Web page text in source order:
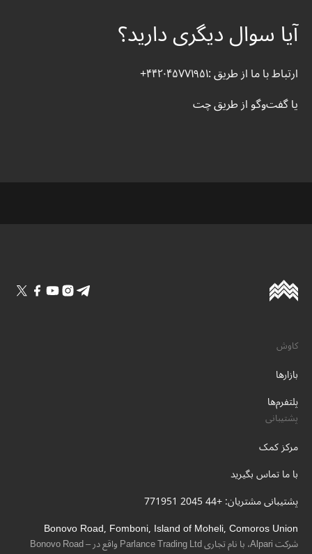
آیا سوال دیگری دارید؟
ارتباط با ما از طریق :۴۴۲۰۴۵۷۷۱۹۵۱+
یا گفت‌وگو از طریق چت
کاوش
بازارها
پلتفرم‌ها
پشتیبانی
مرکز کمک
با ما تماس بگیرید
پشتیبانی مشتریان: +44 2045 771951
Bonovo Road, Fomboni, Island of Moheli, Comoros Union
شرکت Alpari، با نام تجاری Parlance Trading Ltd واقع در Bonovo Road –